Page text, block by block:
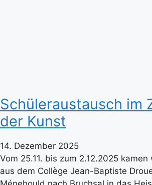
Schüleraustausch im
der Kunst
14. Dezember 2025
Vom 25.11. bis zum 2.12.2025
aus dem Collège Jean-Baptiste